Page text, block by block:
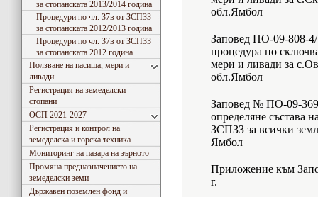
за стопанската 2013/2014 година
Процедури по чл. 37в от ЗСПЗЗ
за стопанската 2012/2013 година
Процедури по чл. 37в от ЗСПЗЗ
за стопанската 2012 година
Ползване на пасища, мери и
ливади
Регистрация на земеделски
стопани
ОСП 2021-2027
Регистрация и контрол на
земеделска и горска техника
Мониторинг на пазара на зърното
Промяна предназначението на
земеделски земи
Държавен поземлен фонд и
обл.Ямбол
Заповед ПО-09-808-4/
процедура по
мери и ливади за
обл.Ямбол
Заповед № ПО-09-
определяне състава
ЗСПЗЗ за всички
Ямбол
Приложение към
г.